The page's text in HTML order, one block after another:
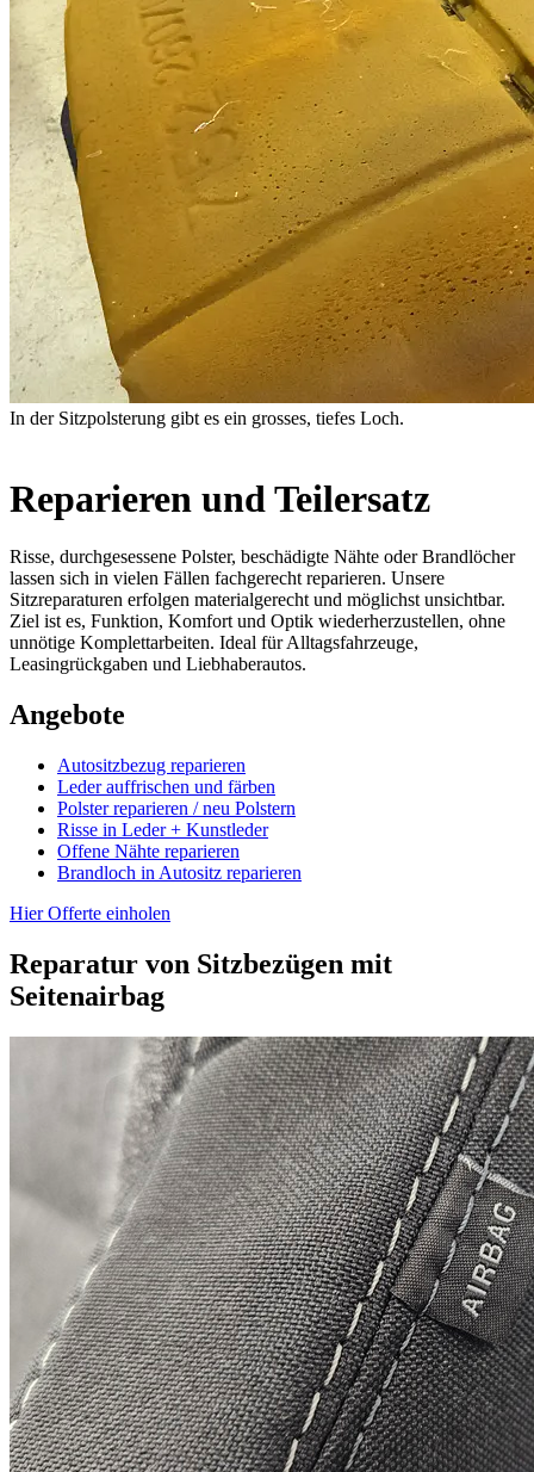
In der Sitzpolsterung gibt es ein grosses, tiefes Loch.
Reparieren und Teilersatz
Risse, durchgesessene Polster, beschädigte Nähte oder Brandlöcher
lassen sich in vielen Fällen fachgerecht reparieren. Unsere
Sitzreparaturen erfolgen materialgerecht und möglichst unsichtbar.
Ziel ist es, Funktion, Komfort und Optik wiederherzustellen, ohne
unnötige Komplettarbeiten. Ideal für Alltagsfahrzeuge,
Leasingrückgaben und Liebhaberautos.
Angebote
Autositzbezug reparieren
Leder auffrischen und färben
Polster reparieren / neu Polstern
Risse in Leder + Kunstleder
Offene Nähte reparieren
Brandloch in Autositz reparieren
Hier Offerte einholen
Reparatur von Sitzbezügen mit
Seitenairbag